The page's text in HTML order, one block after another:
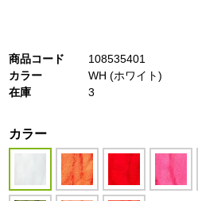
商品コード
108535401
カラー
WH (ホワイト)
在庫
3
カラー